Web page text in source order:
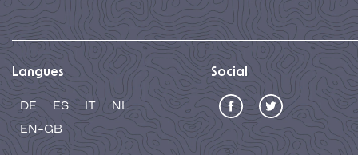
Langues
DE ES IT
NL
EN-GB
Social